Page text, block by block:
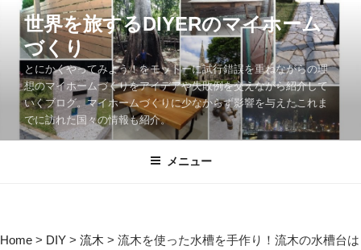
キ
世界を旅するDIYERのマイホーム
づくり
とにかくやってみよう！をモットーに試行錯誤を重ねながらの理
想のマイホームづくりをアイデアや失敗例を交えながら紹介して
いくブログ。マイホームづくりに少なからず影響を与えたこれま
でに訪れた国々の情報も紹介。
メニュー
Home > DIY > 流木 > 流木を使った水槽を手作り！流木の水槽台は